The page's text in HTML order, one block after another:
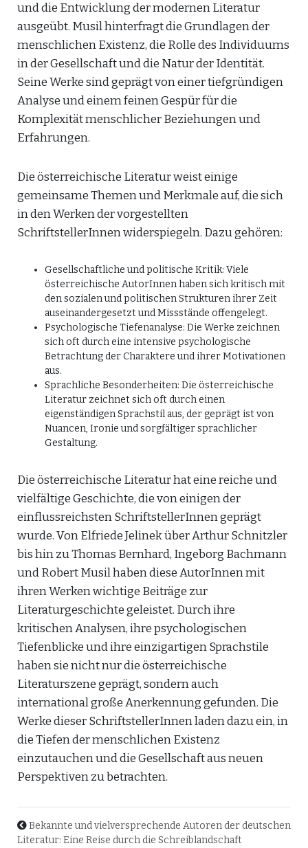
und die Entwicklung der modernen Literatur
ausgeübt. Musil hinterfragt die Grundlagen der
menschlichen Existenz, die Rolle des Individuums
in der Gesellschaft und die Natur der Identität.
Seine Werke sind geprägt von einer tiefgründigen
Analyse und einem feinen Gespür für die
Komplexität menschlicher Beziehungen und
Erfahrungen.
Die österreichische Literatur weist einige
gemeinsame Themen und Merkmale auf, die sich
in den Werken der vorgestellten
SchriftstellerInnen widerspiegeln. Dazu gehören:
Gesellschaftliche und politische Kritik: Viele
österreichische AutorInnen haben sich kritisch mit
den sozialen und politischen Strukturen ihrer Zeit
auseinandergesetzt und Missstände offengelegt.
Psychologische Tiefenanalyse: Die Werke zeichnen
sich oft durch eine intensive psychologische
Betrachtung der Charaktere und ihrer Motivationen
aus.
Sprachliche Besonderheiten: Die österreichische
Literatur zeichnet sich oft durch einen
eigenständigen Sprachstil aus, der geprägt ist von
Nuancen, Ironie und sorgfältiger sprachlicher
Gestaltung.
Die österreichische Literatur hat eine reiche und
vielfältige Geschichte, die von einigen der
einflussreichsten SchriftstellerInnen geprägt
wurde. Von Elfriede Jelinek über Arthur Schnitzler
bis hin zu Thomas Bernhard, Ingeborg Bachmann
und Robert Musil haben diese AutorInnen mit
ihren Werken wichtige Beiträge zur
Literaturgeschichte geleistet. Durch ihre
kritischen Analysen, ihre psychologischen
Tiefenblicke und ihre einzigartigen Sprachstile
haben sie nicht nur die österreichische
Literaturszene geprägt, sondern auch
international große Anerkennung gefunden. Die
Werke dieser SchriftstellerInnen laden dazu ein, in
die Tiefen der menschlichen Existenz
einzutauchen und die Gesellschaft aus neuen
Perspektiven zu betrachten.
Bekannte und vielversprechende Autoren der deutschen
Literatur: Eine Reise durch die Schreiblandschaft